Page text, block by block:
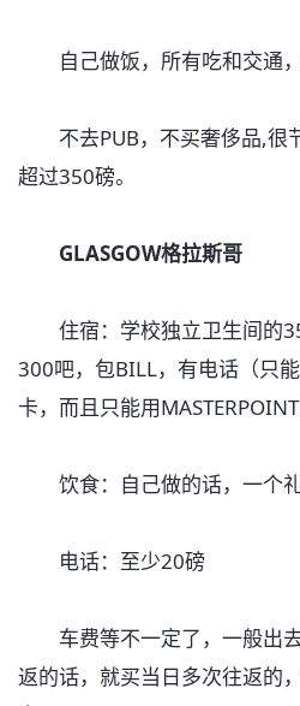
自己做饭，所有吃和交通，
不去PUB，不买奢侈品,很
超过350磅。
GLASGOW格拉斯哥
住宿：学校独立卫生间的
300吧，包BILL，有电话（只
卡，而且只能用
饮食：自己做的话，一个
电话：至少20磅
车费等不一定了，一般出
返的话，就买当日多次往返的